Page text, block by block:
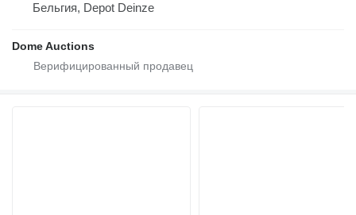
Бельгия, Depot Deinze
Dome Auctions